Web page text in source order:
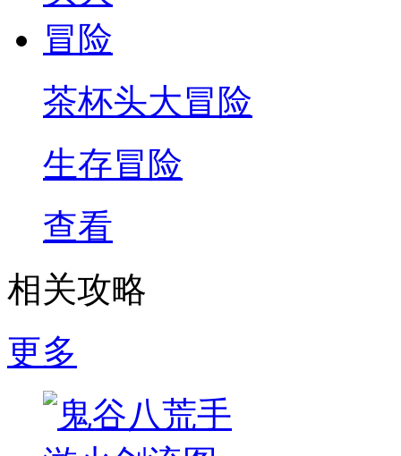
茶杯头大冒险
生存冒险
查看
相关攻略
更多